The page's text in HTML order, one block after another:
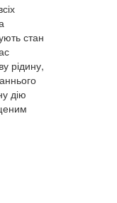
стан
рідину,
дію